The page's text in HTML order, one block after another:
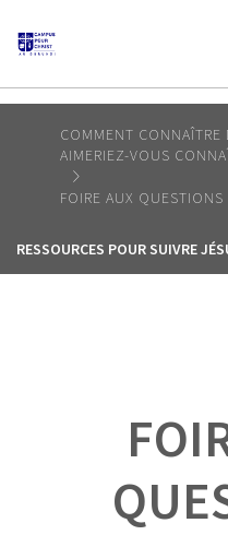
AFRICA
AMERICA /
OCEANIA
COMMENT CONNAÎTRE
AIMERIEZ-VOUS
FOIRE AUX QUESTIONS
RESSOURCES POUR SUIVRE